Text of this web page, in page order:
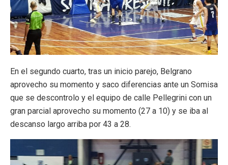
En el segundo cuarto, tras un inicio parejo, Belgrano
aprovecho su momento y saco diferencias ante un Somisa
que se descontrolo y el equipo de calle Pellegrini con un
gran parcial aprovecho su momento (27 a 10) y se iba al
descanso largo arriba por 43 a 28.